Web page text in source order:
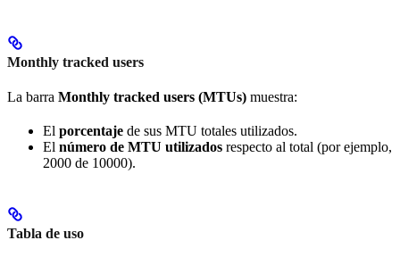
Monthly tracked users
La barra Monthly tracked users (MTUs) muestra:
El porcentaje de sus MTU totales utilizados.
El número de MTU utilizados respecto al total (por ejemplo,
2000 de 10000).
Tabla de uso